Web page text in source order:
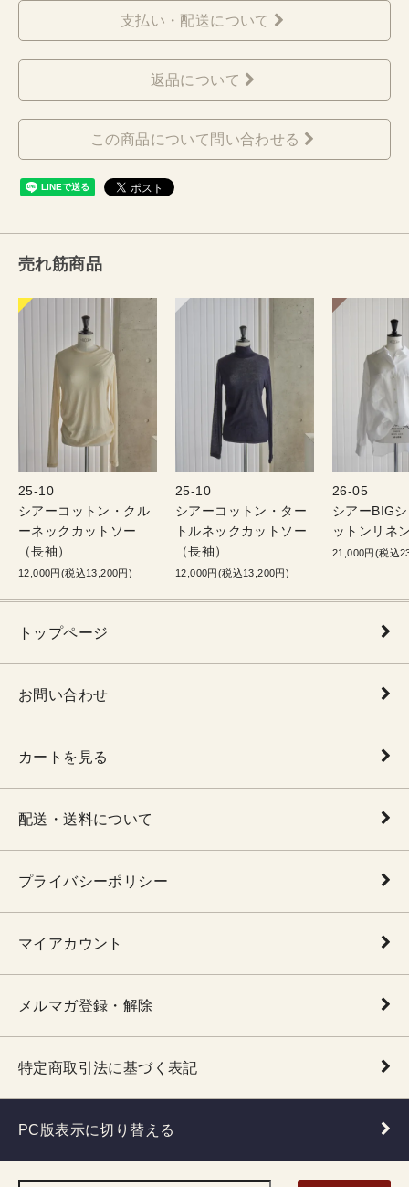
支払い・配送について
返品について
この商品について問い合わせる
売れ筋商品
25-10
シアーコットン・クル
ーネックカットソー
（長袖）
12,000円(税込13,200円)
25-10
シアーコットン・ター
トルネックカットソー
（長袖）
12,000円(税込13,200円)
26-05
シアーBIG
ットンリネ
21,000円(税込
トップページ
お問い合わせ
カートを見る
配送・送料について
プライバシーポリシー
マイアカウント
メルマガ登録・解除
特定商取引法に基づく表記
PC版表示に切り替える